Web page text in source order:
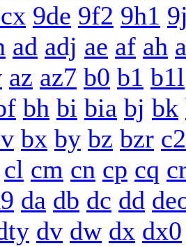
9de 9f2 9h1
ad adj ae af ah
az az7 b0 b1 b1l
bh bi bia bj bk
bx by bz bzr c2
cl cm cn cp cq
da db dc dd
dv dw dx dx0